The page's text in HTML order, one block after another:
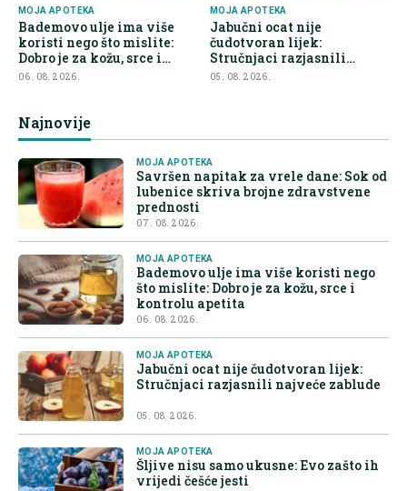
MOJA APOTEKA
Bademovo ulje ima više
koristi nego što mislite:
Dobro je za kožu, srce i
kontrolu apetita
06. 08. 2026.
MOJA APOTEKA
Jabučni ocat nije
čudotvoran lijek:
Stručnjaci razjasnili
najveće zablude
05. 08. 2026.
Najnovije
MOJA APOTEKA
Savršen napitak za vrele dane: Sok od
lubenice skriva brojne zdravstvene
prednosti
07. 08. 2026.
MOJA APOTEKA
Bademovo ulje ima više koristi nego
što mislite: Dobro je za kožu, srce i
kontrolu apetita
06. 08. 2026.
MOJA APOTEKA
Jabučni ocat nije čudotvoran lijek:
Stručnjaci razjasnili najveće zablude
05. 08. 2026.
MOJA APOTEKA
Šljive nisu samo ukusne: Evo zašto ih
vrijedi češće jesti